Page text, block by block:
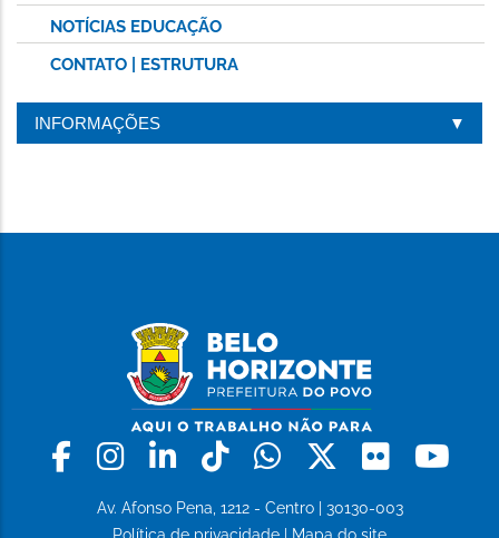
NOTÍCIAS EDUCAÇÃO
CONTATO | ESTRUTURA
INFORMAÇÕES
Facebook
Instagram
LinkedinTiktokWhatsapp
X Flickr
Av. Afonso Pena, 1212 - Centro | 30130-003
Política de privacidade | Mapa do site